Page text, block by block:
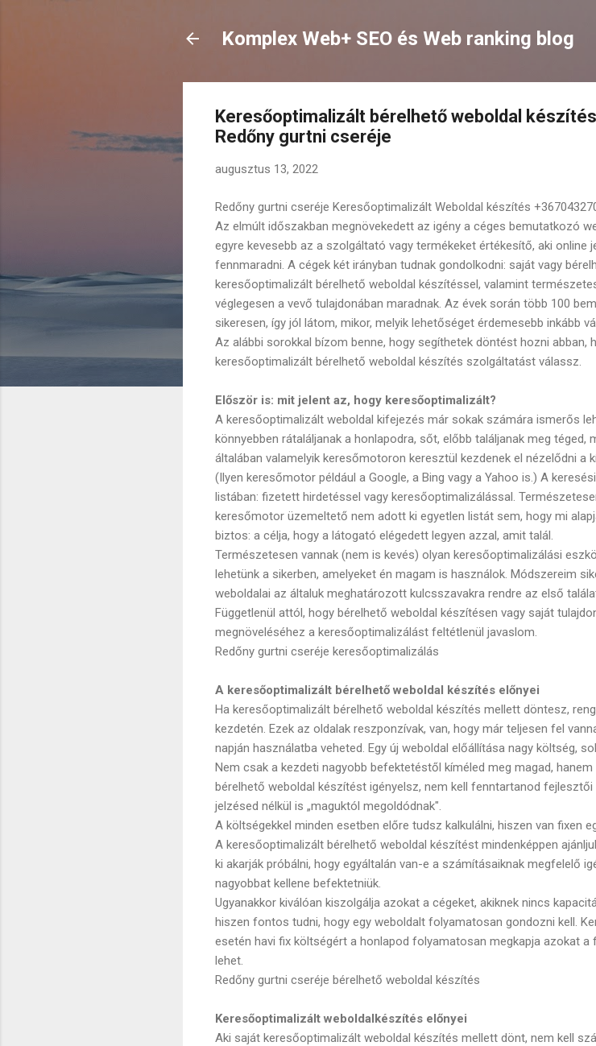
Komplex Web+ SEO és Web ranking blog
Keresőoptimalizált bérelhető weboldal
Redőny gurtni cseréje
augusztus 13, 2022
Redőny gurtni cseréje Keresőoptimalizált Weboldal készítés
Az elmúlt időszakban megnövekedett az igény a céges bemutatkozó
egyre kevesebb az a szolgáltató vagy termékeket értékesítő, aki online
fennmaradni. A cégek két irányban tudnak gondolkodni: saját vagy
keresőoptimalizált bérelhető weboldal készítéssel, valamint
véglegesen a vevő tulajdonában maradnak. Az évek során több 100
sikeresen, így jól látom, mikor, melyik lehetőséget érdemesebb inkább
Az alábbi sorokkal bízom benne, hogy segíthetek döntést hozni abban,
keresőoptimalizált bérelhető weboldal készítés szolgáltatást válassz.
Először is: mit jelent az, hogy keresőoptimalizált?
A keresőoptimalizált weboldal kifejezés már sokak számára ismerős
könnyebben rátaláljanak a honlapodra, sőt, előbb találjanak meg
általában valamelyik keresőmotoron keresztül kezdenek el nézelődni a
(Ilyen keresőmotor például a Google, a Bing vagy a Yahoo is.) A
listában: fizetett hirdetéssel vagy keresőoptimalizálással.
keresőmotor üzemeltető nem adott ki egyetlen listát sem, hogy mi
biztos: a célja, hogy a látogató elégedett legyen azzal, amit talál.
Természetesen vannak (nem is kevés) olyan keresőoptimalizálási
lehetünk a sikerben, amelyeket én magam is használok. Módszereim
weboldalai az általuk meghatározott kulcsszavakra rendre az első
Függetlenül attól, hogy bérelhető weboldal készítésen vagy saját
megnöveléséhez a keresőoptimalizálást feltétlenül javaslom.
Redőny gurtni cseréje keresőoptimalizálás
A keresőoptimalizált bérelhető weboldal készítés előnyei
Ha keresőoptimalizált bérelhető weboldal készítés mellett döntesz,
kezdetén. Ezek az oldalak reszponzívak, van, hogy már teljesen fel
napján használatba veheted. Egy új weboldal előállítása nagy költség,
Nem csak a kezdeti nagyobb befektetéstől kíméled meg magad,
bérelhető weboldal készítést igényelsz, nem kell fenntartanod
jelzésed nélkül is „maguktól megoldódnak".
A költségekkel minden esetben előre tudsz kalkulálni, hiszen van fixen
A keresőoptimalizált bérelhető weboldal készítést mindenképpen
ki akarják próbálni, hogy egyáltalán van-e a számításaiknak megfelelő
nagyobbat kellene befektetniük.
Ugyanakkor kiválóan kiszolgálja azokat a cégeket, akiknek nincs
hiszen fontos tudni, hogy egy weboldalt folyamatosan gondozni kell.
esetén havi fix költségért a honlapod folyamatosan megkapja azokat
lehet.
Redőny gurtni cseréje bérelhető weboldal készítés
Keresőoptimalizált weboldalkészítés előnyei
Aki saját keresőoptimalizált weboldal készítés mellett dönt, nem kell